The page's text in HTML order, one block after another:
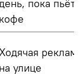
пока пьёт
кофе
реклама
на улице